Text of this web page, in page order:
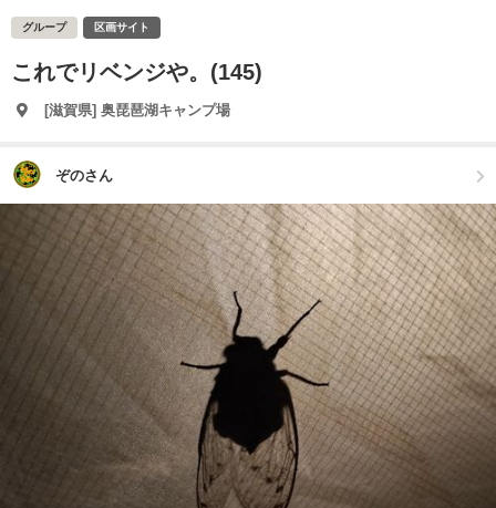
グループ 区画サイト
これでリベンジや。(145)
[滋賀県] 奥琵琶湖キャンプ場
ぞのさん